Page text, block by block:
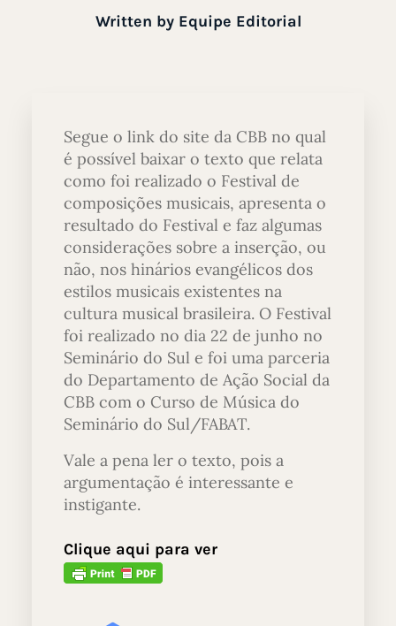
Written byEquipe Editorial
Segue o link do site da CBB no qual
é possível baixar o texto que relata
como foi realizado o Festival de
composições musicais, apresenta o
resultado do Festival e faz algumas
considerações sobre a inserção, ou
não, nos hinários evangélicos dos
estilos musicais existentes na
cultura musical brasileira. O Festival
foi realizado no dia 22 de junho no
Seminário do Sul e foi uma parceria
do Departamento de Ação Social da
CBB com o Curso de Música do
Seminário do Sul/FABAT.
Vale a pena ler o texto, pois a
argumentação é interessante e
instigante.
Clique aqui para ver